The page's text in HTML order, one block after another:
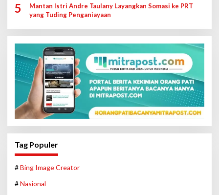
5
Mantan Istri Andre Taulany Layangkan Somasi ke PRT
yang Tuding Penganiayaan
Tag Populer
#Bing Image Creator
#Nasional